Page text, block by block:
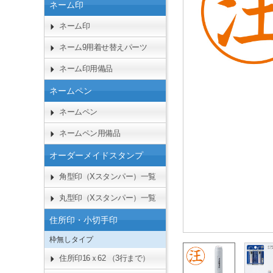
ネーム印
ネーム印
ネーム9用着せ替えパーツ
ネーム印用備品
ネームペン
ネームペン
ネームペン用備品
オーダーメイドスタンプ
角型印（Xスタンパー）一覧
丸型印（Xスタンパー）一覧
住所印・小切手印
枠無しタイプ
住所印16ｘ62 （3行まで）